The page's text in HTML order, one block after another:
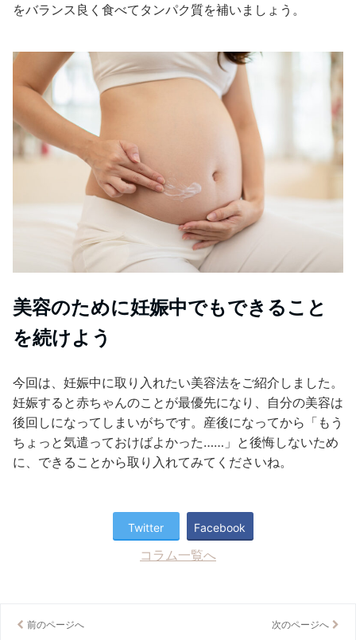
をバランス良く食べてタンパク質を補いましょう。
美容のために妊娠中でもできること
を続けよう
今回は、妊娠中に取り入れたい美容法をご紹介しました。
妊娠すると赤ちゃんのことが最優先になり、自分の美容は
後回しになってしまいがちです。産後になってから「もう
ちょっと気遣っておけばよかった……」と後悔しないため
に、できることから取り入れてみてくださいね。
Twitter Facebook
コラム一覧へ
前のページへ 次のページへ